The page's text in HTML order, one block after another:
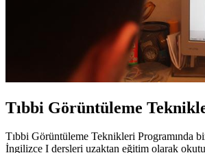
Tıbbi Görüntüleme
Tıbbi Görüntüleme Teknikleri Programında
İngilizce I dersleri uzaktan eğitim olarak